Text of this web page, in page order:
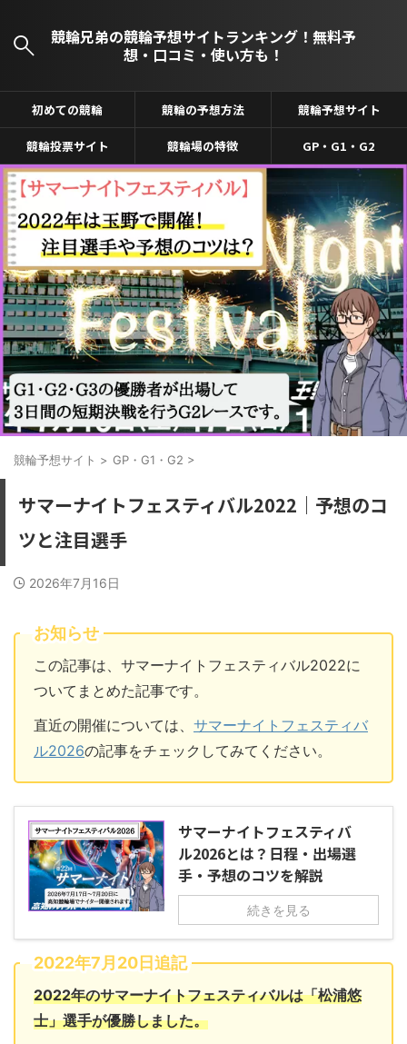
競輪兄弟の競輪予想サイトランキング！無料予
想・口コミ・使い方も！
初めての競輪 競輪の予想方法 競輪予想サイト
競輪投票サイト 競輪場の特徴 GP・G1・G2
競輪予想サイト > GP・G1・G2 >
サマーナイトフェスティバル2022｜予想のコ
ツと注目選手
2026年7月16日
お知らせ
この記事は、サマーナイトフェスティバル2022に
ついてまとめた記事です。
直近の開催については、 サマーナイトフェスティバ
ル2026の記事をチェックしてみてください。
サマーナイトフェスティバ
ル2026とは？日程・出場選
手・予想のコツを解説
続きを見る
2022年7月20日追記
2022年のサマーナイトフェスティバルは「松浦悠
士」選手が優勝しました。